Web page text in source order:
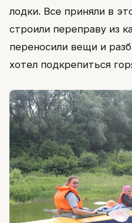
лодки. Все приняли в
строили переправу из
переносили вещи и
хотел подкрепиться